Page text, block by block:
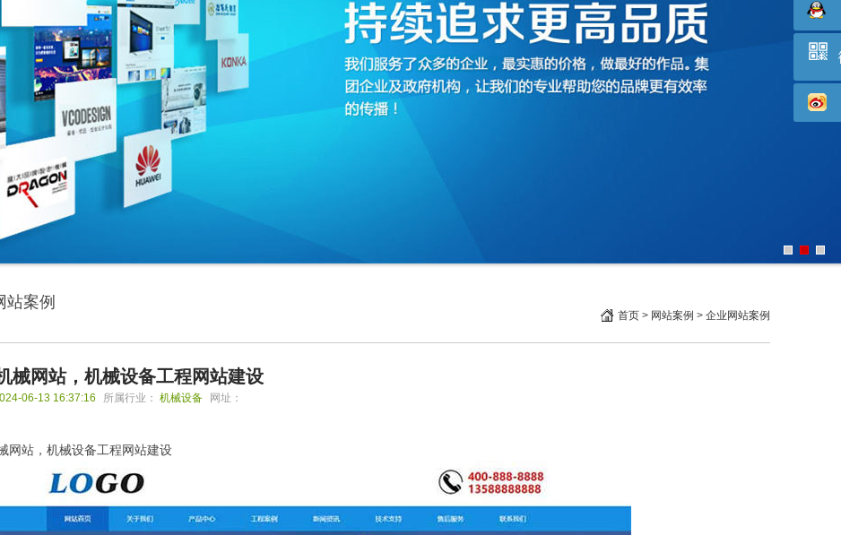
站案例
首页> 网站案例 > 企业网站案例
械网站，机械设备工程网站建设
06-13 16:37:16 所属行业： 机械设备 网址：
网站，机械设备工程网站建设